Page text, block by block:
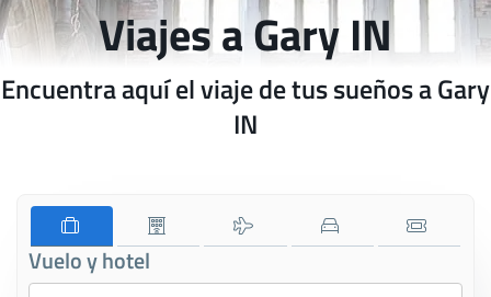
Viajes a Gary IN
Encuentra aquí el viaje de tus sueños a Gary
IN
Vuelo y hotel